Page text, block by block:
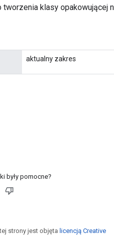
tworzenia klasy opakowującej
aktualny zakres
były pomocne?
strony jest objęta licencją Creative